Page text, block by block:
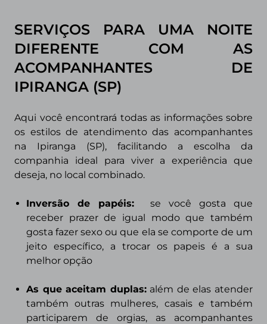
SERVIÇOS PARA UMA NOITE
DIFERENTE COM AS
ACOMPANHANTES DE
IPIRANGA (SP)
Aqui você encontrará todas as informações sobre
os estilos de atendimento das acompanhantes
na Ipiranga (SP), facilitando a escolha da
companhia ideal para viver a experiência que
deseja, no local combinado.
Inversão de papéis:
se você gosta que
receber prazer de igual modo que também
gosta fazer sexo ou que ela se comporte de um
jeito específico, a trocar os papeis é a sua
melhor opção
As que aceitam duplas:além de elas atender
também outras mulheres, casais e também
participarem de orgias, as acompanhantes